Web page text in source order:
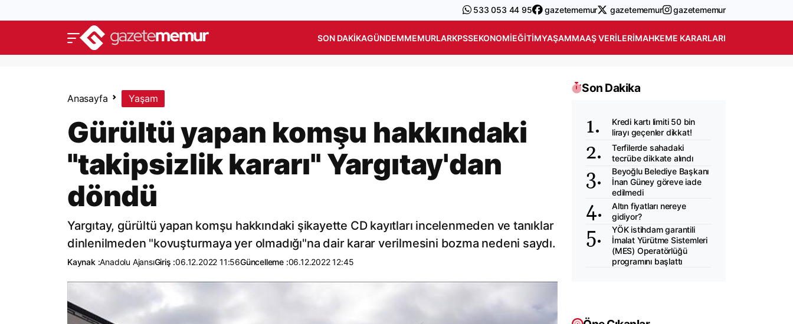
533 053 44 95 gazetememur gazetememur gazetememur
SON DAKIKAGÜNDEMMEMURLARKPSSEKONOMIEĞITIMYAŞAMMAAŞ VERILERIMAHKEME KARARLARI
Anasayfa Yaşam
Gürültü yapan komşu hakkındaki
"takipsizlik kararı" Yargıtay'dan
döndü
Yargıtay, gürültü yapan komşu hakkındaki şikayette CD kayıtları incelenmeden ve tanıklar
dinlenilmeden "kovuşturmaya yer olmadığı"na dair karar verilmesini bozma nedeni saydı.
Kaynak :Anadolu AjansıGiriş :06.12.2022 11:56Güncelleme :06.12.2022 12:45
Son Dakika
Kredi kartı limiti 50 bin
lirayı geçenler dikkat!
Terfilerde sahadaki
tecrübe dikkate alındı
Beyoğlu Belediye Başkanı
İnan Güney göreve iade
edilmedi
Altın fiyatları nereye
gidiyor?
YÖK istihdam garantili
İmalat Yürütme Sistemleri
(MES) Operatörlüğü
programını başlattı